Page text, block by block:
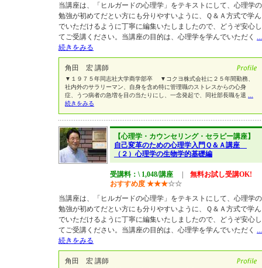
当講座は、「ヒルガードの心理学」をテキストにして、心理学の
勉強が初めてだとい方にも分りやすいように、Ｑ＆Ａ方式で学ん
でいただけるように丁寧に編集いたしましたので、どうぞ安心し
てご受講ください。当講座の目的は、心理学を学んでいただく ...
続きをみる
角田 宏 講師
▼１９７５年同志社大学商学部卒 ▼コクヨ株式会社に２５年間勤務、
社内外のサラリーマン、自身を含め特に管理職のストレスからの心身
症、うつ病者の急増を目の当たりにし、一念発起で、同社部長職を退
続きをみる
【心理学・カウンセリング・セラピー講座】
自己変革のための心理学入門Ｑ＆Ａ講座
（２）心理学の生物学的基礎編
受講料：\ 1,048/講座
無料お試し受講OK!
おすすめ度 ★★★☆☆
当講座は、「ヒルガードの心理学」をテキストにして、心理学の
勉強が初めてだとい方にも分りやすいように、Ｑ＆Ａ方式で学ん
でいただけるように丁寧に編集いたしましたので、どうぞ安心し
てご受講ください。当講座の目的は、心理学を学んでいただく ...
続きをみる
角田 宏 講師